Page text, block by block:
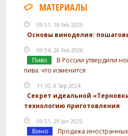
МАТЕРИАЛЫ
09:51, 18 Feb 2025
Основы виноделия:
09:54, 26 Feb 2026
Пиво
В России утвердили
пива: что изменится
11:10, 6 Sep 2024
Секрет идеальной
технологию приготовления
09:51, 29 Jan 2025
Вино
Продажа иностранных